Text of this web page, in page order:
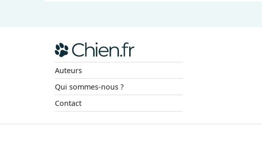
Auteurs
Qui sommes-nous ?
Contact